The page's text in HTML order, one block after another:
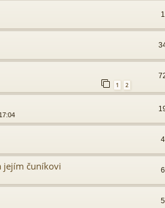
1
1 2
4
jejím čuníkovi 6
5